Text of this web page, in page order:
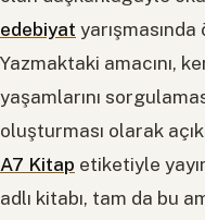
edebiyat
Yazmaktaki amacını,
yaşamlarını
oluşturması olarak
A7 Kitap etiketiyle
adlı kitabı, tam da bu